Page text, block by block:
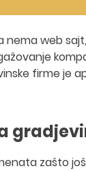
nema web
firme je
zašto